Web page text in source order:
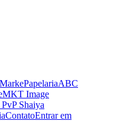
MarkePapelariaABC
MKT Image
Shaiya
ContatoEntrar em